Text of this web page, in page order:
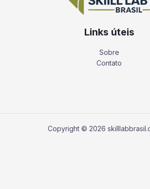
Links úteis
Sobre
Contato
Copyright © 2026